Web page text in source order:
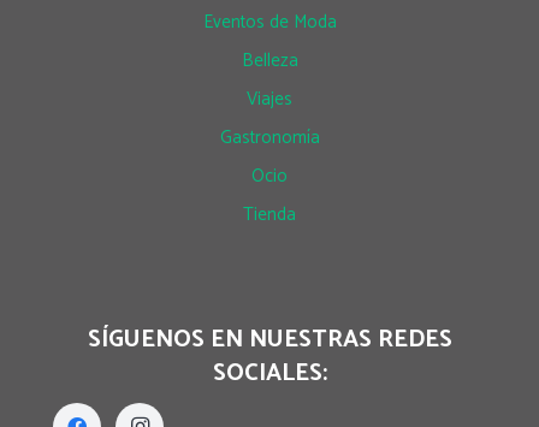
Eventos de Moda
Belleza
Viajes
Gastronomía
Ocio
Tienda
SÍGUENOS EN NUESTRAS REDES
SOCIALES: